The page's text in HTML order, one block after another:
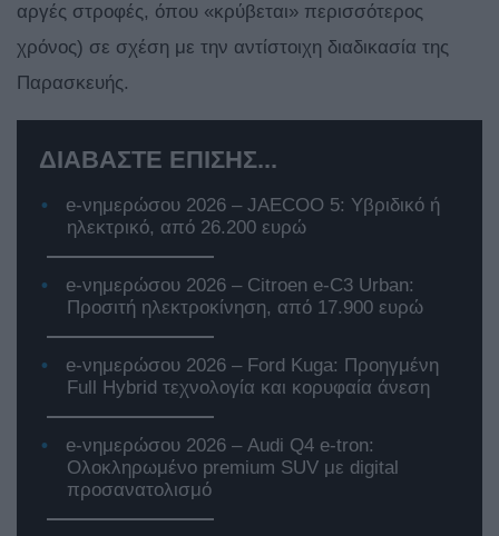
αργές στροφές, όπου «κρύβεται» περισσότερος
χρόνος) σε σχέση με την αντίστοιχη διαδικασία της
Παρασκευής.
ΔΙΑΒΑΣΤΕ ΕΠΙΣΗΣ...
e-νημερώσου 2026 – JAECOO 5: Υβριδικό ή
ηλεκτρικό, από 26.200 ευρώ
e-νημερώσου 2026 – Citroen e-C3 Urban:
Προσιτή ηλεκτροκίνηση, από 17.900 ευρώ
e-νημερώσου 2026 – Ford Kuga: Προηγμένη
Full Hybrid τεχνολογία και κορυφαία άνεση
e-νημερώσου 2026 – Audi Q4 e-tron:
Ολοκληρωμένο premium SUV με digital
προσανατολισμό